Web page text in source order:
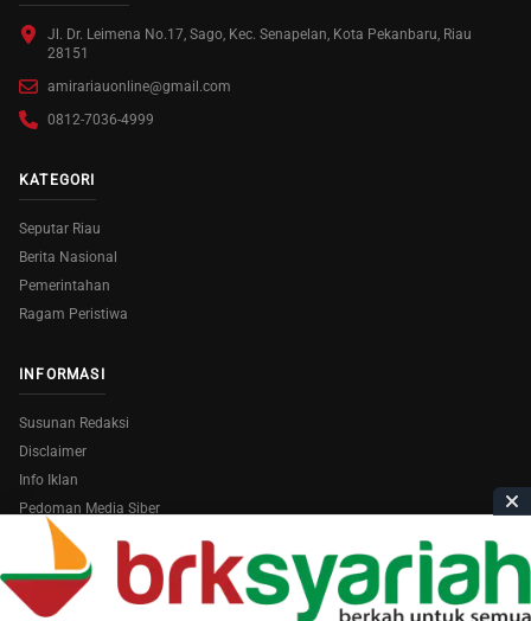
Jl. Dr. Leimena No.17, Sago, Kec. Senapelan, Kota Pekanbaru, Riau
28151
amirariauonline@gmail.com
0812-7036-4999
KATEGORI
Seputar Riau
Berita Nasional
Pemerintahan
Ragam Peristiwa
INFORMASI
Susunan Redaksi
Disclaimer
Info Iklan
Pedoman Media Siber
Copyright © 2026 AmiraRiau.com . All Rights Reserved.